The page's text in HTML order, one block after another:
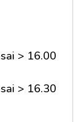
> 16.00
> 16.30